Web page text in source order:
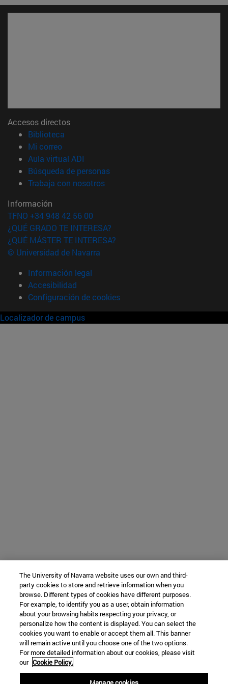
Accesos directos
Biblioteca
Mi correo(abre en nueva ventana)
Aula virtual ADI
Búsqueda de personas(abre en nueva ventana)
Trabaja con nosotros(abre en nueva ventana)
Información
TFNO +34 948 42 56 00
¿QUÉ GRADO TE INTERESA?
¿QUÉ MÁSTER TE INTERESA?
© Universidad de Navarra
Información legal
Accesibilidad
Configuración de cookies
Localizador de campus
The University of Navarra website uses our own and third-
party cookies to store and retrieve information when you
browse. Different types of cookies have different purposes.
For example, to identify you as a user, obtain information
about your browsing habits respecting your privacy, or
personalize how the content is displayed. You can select the
cookies you want to enable or accept them all. This banner
will remain active until you choose one of the two options.
For more detailed information about our cookies, please visit
our Cookie Policy.